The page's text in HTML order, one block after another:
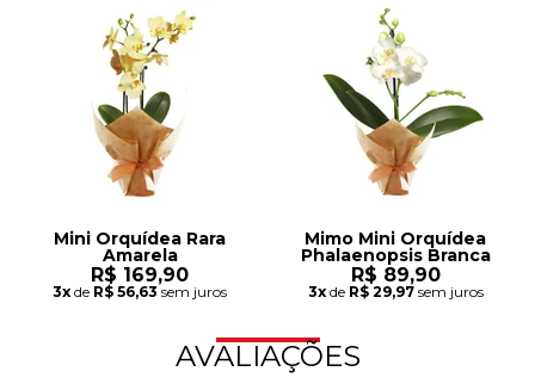
Mini Orquídea Rara
Amarela
R$ 169,90
3x de R$ 56,63sem juros
Mimo Mini Orquídea
Phalaenopsis Branca
R$ 89,90
3xde R$ 29,97sem juros
AVALIAÇÕES